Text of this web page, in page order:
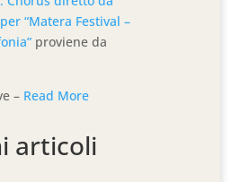
“Matera Festival –
proviene da
– Read More
articoli